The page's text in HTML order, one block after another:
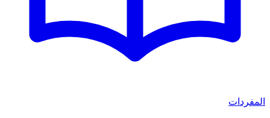
المفردات